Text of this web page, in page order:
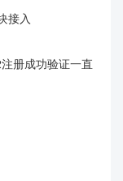
接入
册成功验证一直